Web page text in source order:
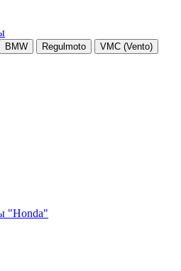
BMW Regulmoto VMC (Vento)
"Honda"